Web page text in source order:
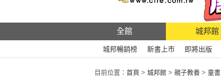
全館 城邦館
城邦暢銷榜 新書上市 即將出版
目前位置： 首頁 > 城邦館 > 親子教養 > 童書